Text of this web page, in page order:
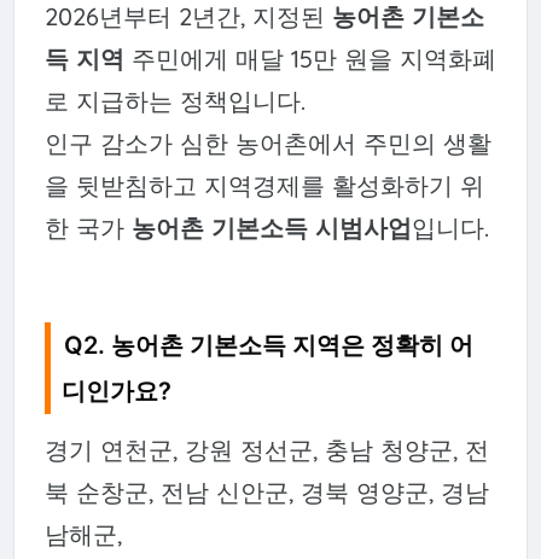
2026년부터 2년간, 지정된 농어촌 기본소
득 지역 주민에게 매달 15만 원을 지역화폐
로 지급하는 정책입니다.
인구 감소가 심한 농어촌에서 주민의 생활
을 뒷받침하고 지역경제를 활성화하기 위
한 국가 농어촌 기본소득 시범사업입니다.
Q2. 농어촌 기본소득 지역은 정확히 어
디인가요?
경기 연천군, 강원 정선군, 충남 청양군, 전
북 순창군, 전남 신안군, 경북 영양군, 경남
남해군,